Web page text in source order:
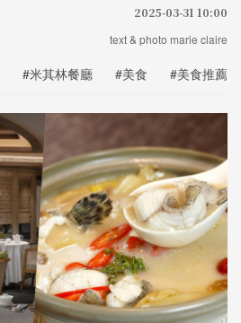
2025-03-31 10:00
text & photo marie claire
#米其林餐廳 #美食 #美食推薦